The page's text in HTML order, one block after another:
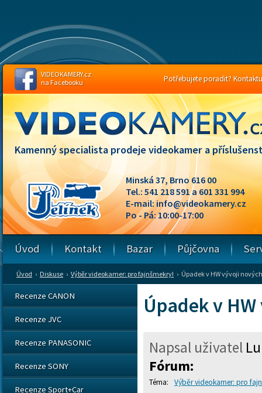
Kamenný specialista prodeje videokamer a
Minská 37, Brno 616 00
Tel.: 541 218 591 a 601 331 994
E-mail:info@videokamery.cz
Po - Pá: 10:00-17:00
Úvod › Diskuse › Výběr videokamer: pro fajnšmekry! › Úpadek v HW vývoji
Úpadek v
Napsal uživatel
Fórum:
Výběr videokamer: pro
Recenze CANON
Recenze JVC
Recenze PANASONIC
Recenze SONY
Recenze Sport+Car
Úvod Kontakt Bazar Půjčovna
VIDEOKAMERY.cz
na Facebooku
Potřebujete poradit?